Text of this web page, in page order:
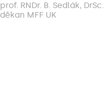
prof. RNDr. B. Sedlák, DrSc.
děkan MFF UK